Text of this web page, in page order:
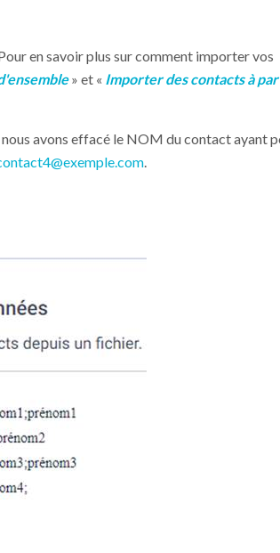
en savoir plus sur comment importer vos
» et « Importer des contacts à
avons effacé le NOM du contact ayant